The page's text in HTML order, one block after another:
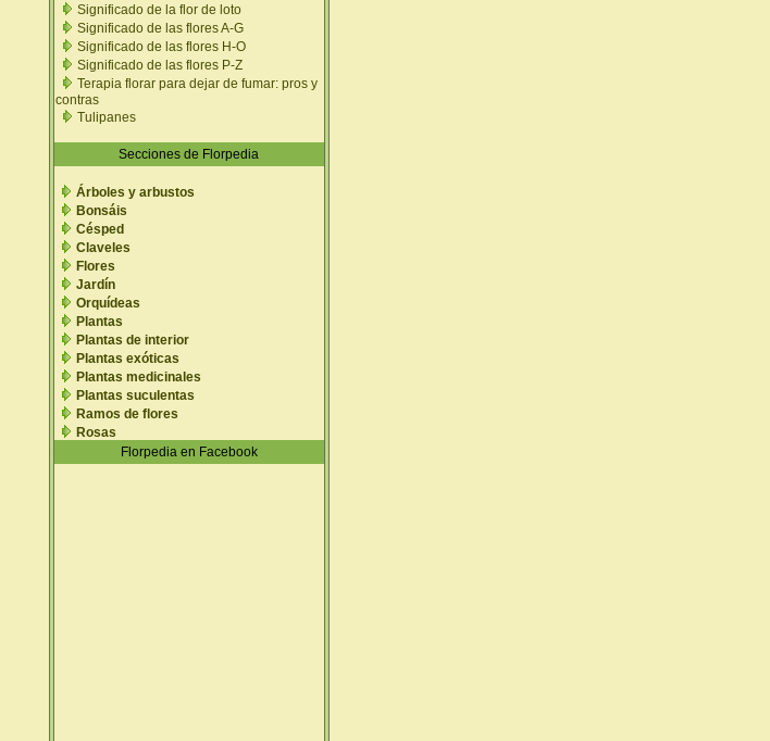
Significado de la flor de loto
Significado de las flores A-G
Significado de las flores H-O
Significado de las flores P-Z
Terapia florar para dejar de fumar: pros y
contras
Tulipanes
Secciones de Florpedia
Árboles y arbustos
Bonsáis
Césped
Claveles
Flores
Jardín
Orquídeas
Plantas
Plantas de interior
Plantas exóticas
Plantas medicinales
Plantas suculentas
Ramos de flores
Rosas
Florpedia en Facebook